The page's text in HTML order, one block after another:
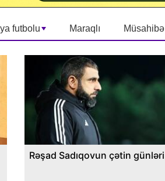
futbolu Maraqlı Müsahibə
Rəşad Sadıqovun çətin günləri